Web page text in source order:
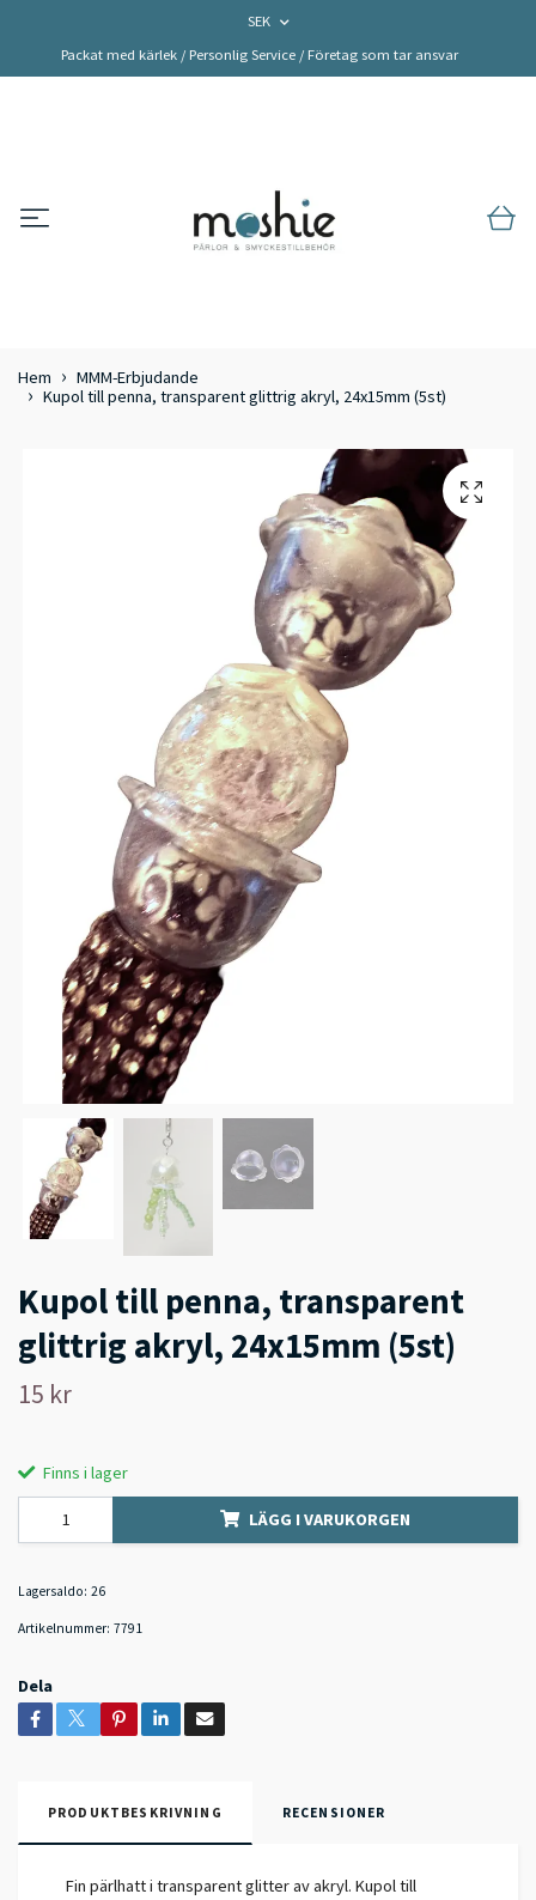
SEK
Packat med kärlek / Personlig Service / Företag som tar ansvar
Hem
MMM-Erbjudande
Kupol till penna, transparent glittrig akryl, 24x15mm (5st)
Kupol till penna, transparent
glittrig akryl, 24x15mm (5st)
15 kr
Finns i lager
LÄGG I VARUKORGEN
Lagersaldo: 26
Artikelnummer: 7791
Dela
PRODUKTBESKRIVNING RECENSIONER
Fin pärlhatt i transparent glitter av akryl. Kupol till